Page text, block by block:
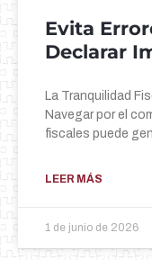
Evita
Declarar
La Tranquilidad
Navegar por el
fiscales puede
LEER MÁS
1 de junio de 2026